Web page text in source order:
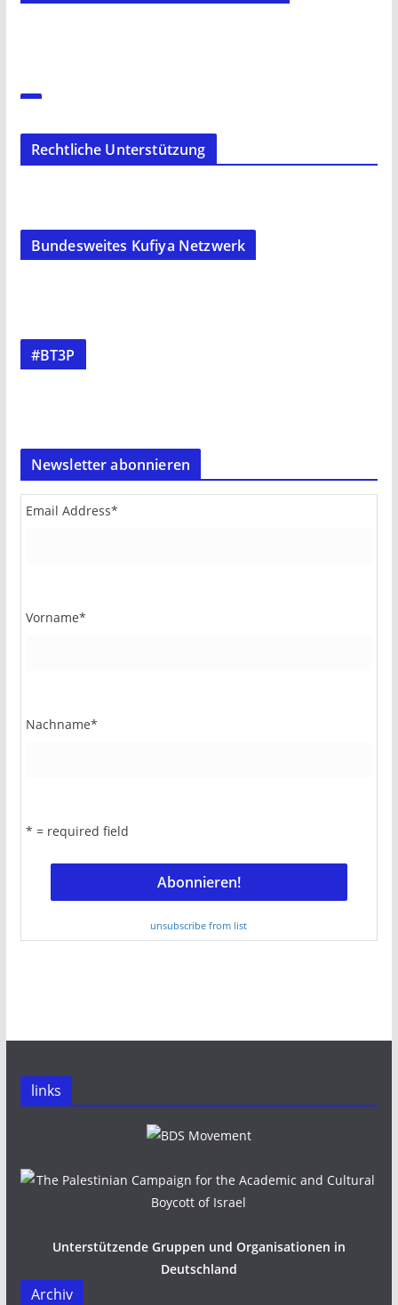
Rechtliche Unterstützung
Bundesweites Kufiya Netzwerk
#BT3P
Newsletter abonnieren
Email Address*
Vorname*
Nachname*
* = required field
unsubscribe from list
links
Unterstützende Gruppen und Organisationen in
Deutschland
Archiv